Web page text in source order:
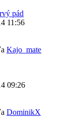
pád
11:56
Kajo_mate
09:26
DominikX